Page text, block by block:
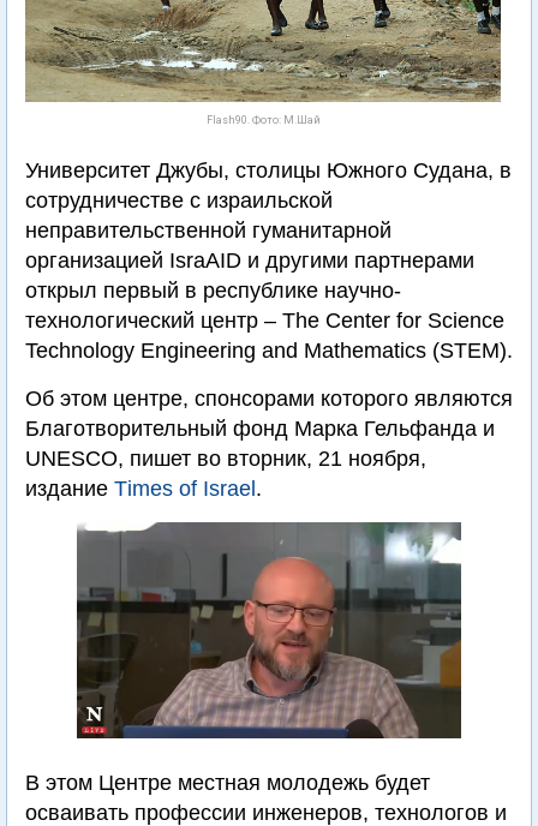
Flash90. Фото: М.Шай
Университет Джубы, столицы Южного Судана, в
сотрудничестве с израильской
неправительственной гуманитарной
организацией IsraAID и другими партнерами
открыл первый в республике научно-
технологический центр – The Center for Science
Technology Engineering and Mathematics (STEM).
Об этом центре, спонсорами которого являются
Благотворительный фонд Марка Гельфанда и
UNESCO, пишет во вторник, 21 ноября,
издание Тimes of Israel .
В этом Центре местная молодежь будет
осваивать профессии инженеров, технологов и